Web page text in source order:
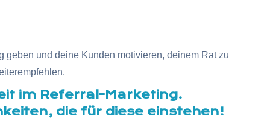
geben und deine Kunden motivieren, deinem Rat zu
im Referral-Marketing.
die für diese einstehen!